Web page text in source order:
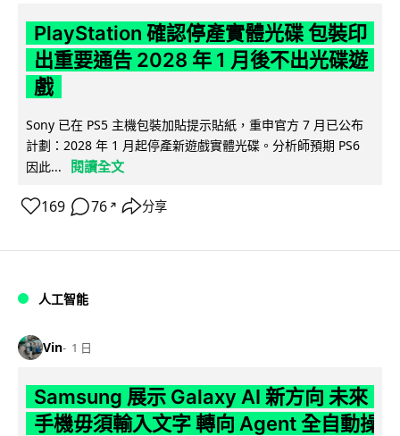
PlayStation 確認停產實體光碟 包裝印
出重要通告 2028 年 1 月後不出光碟遊
戲
Sony 已在 PS5 主機包裝加貼提示貼紙，重申官方 7 月已公布
計劃：2028 年 1 月起停產新遊戲實體光碟。分析師預期 PS6
因此...
閱讀全文
169 76 ↗ 分享
人工智能
Vin 1 日
Samsung 展示 Galaxy AI 新方向 未來
手機毋須輸入文字 轉向 Agent 全自動操